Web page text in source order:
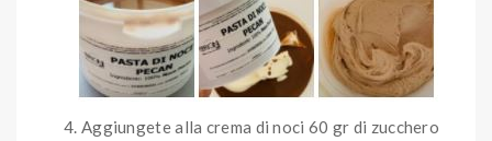
Aggiungete alla crema di noci 60 gr di zucchero